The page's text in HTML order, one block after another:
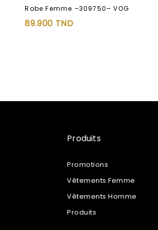
Robe Femme –309750– VOG
89.900 TND
Produits
Promotions
Vêtements Femme
Vêtements Homme
Produits